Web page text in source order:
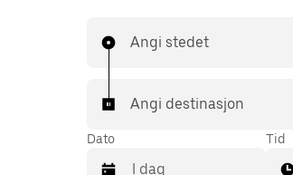
Angi stedet
Angi destinasjon
Dato Tid